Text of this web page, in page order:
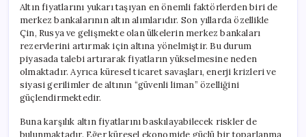
Altın fiyatlarını yukarı taşıyan en önemli faktörlerden biri de
merkez bankalarının altın alımlarıdır. Son yıllarda özellikle
Çin, Rusya ve gelişmekte olan ülkelerin merkez bankaları
rezervlerini artırmak için altına yönelmiştir. Bu durum
piyasada talebi artırarak fiyatların yükselmesine neden
olmaktadır. Ayrıca küresel ticaret savaşları, enerji krizleri ve
siyasi gerilimler de altının “güvenli liman” özelliğini
güçlendirmektedir.
Buna karşılık altın fiyatlarını baskılayabilecek riskler de
bulunmaktadır. Eğer küresel ekonomide güçlü bir toparlanma